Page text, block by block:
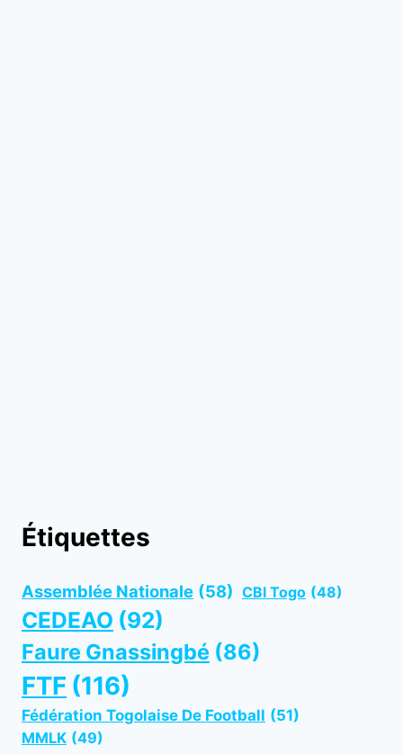
Étiquettes
Assemblée Nationale (58) CBI Togo (48)
CEDEAO (92)
Faure Gnassingbé (86)
FTF (116)
Fédération Togolaise De Football (51)
MMLK (49)